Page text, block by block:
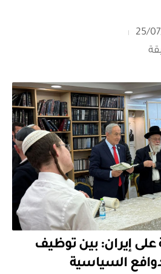
25/
على إيران: بين توظيف
السياسية